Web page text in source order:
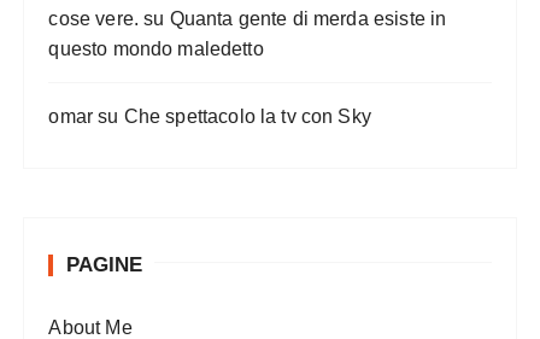
cose vere. su Quanta gente di merda esiste in
questo mondo maledetto
omar su Che spettacolo la tv con Sky
PAGINE
About Me